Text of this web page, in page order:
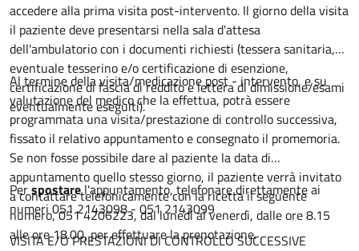
accedere alla prima visita post-intervento. Il giorno della visita
il paziente deve presentarsi nella sala d'attesa
dell'ambulatorio con i documenti richiesti (tessera sanitaria,
eventuale tesserino e/o certificazione di esenzione,
certificazione di fascia di reddito e lettera di dimissione/esami
eventualmente eseguiti).
Al termine della visita/medicazione post - intervento, e su
valutazione del medico che la effettua, potrà essere
programmata una visita/prestazione di controllo successiva,
fissato il relativo appuntamento e consegnato il promemoria.
Se non fosse possibile dare al paziente la data di
appuntamento quello stesso giorno, il paziente verrà invitato
a contattare telefonicamente con la ricetta il seguente
numero, 051 4206223, dal lunedì al venerdì, dalle ore 8.15
alle ore 18.00, per effettuare la prenotazione.
Perspostarel'appuntamento, telefonare direttamente ai
numeri 051 2143098 - 051 2143099
VISITA E/O PRESTAZIONI DI CONTROLLO SUCCESSIVE